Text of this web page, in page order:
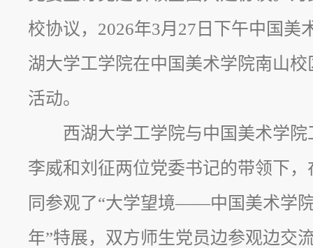
校协议，2026年3月27日下午中国美
湖大学工学院在中国美术学院南山
活动。
西湖大学工学院与中国美术学
李威和刘征两位党委书记的带领下
同参观了“大学望境——中国美术学
年”特展，双方师生党员边参观边交